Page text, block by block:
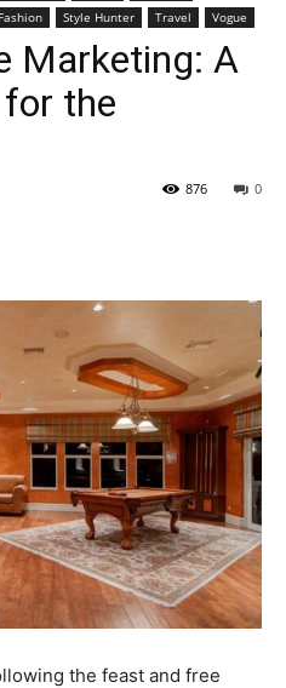
Style Hunter Travel Vogue
Marketing: A
the
0
876
the feast and free